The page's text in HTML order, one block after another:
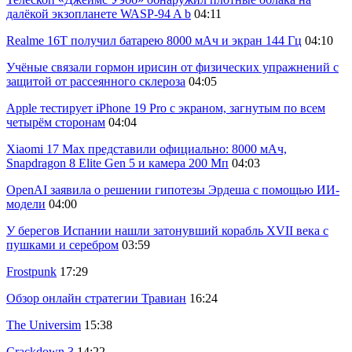
далёкой экзопланете WASP-94 A b 04:11
Realme 16T получил батарею 8000 мАч и экран 144 Гц 04:10
Учёные связали гормон ирисин от физических упражнений с
защитой от рассеянного склероза 04:05
Apple тестирует iPhone 19 Pro с экраном, загнутым по всем
четырём сторонам 04:04
Xiaomi 17 Max представили официально: 8000 мАч,
Snapdragon 8 Elite Gen 5 и камера 200 Мп 04:03
OpenAI заявила о решении гипотезы Эрдеша с помощью ИИ-
модели 04:00
У берегов Испании нашли затонувший корабль XVII века с
пушками и серебром 03:59
Frostpunk 17:29
Обзор онлайн стратегии Травиан 16:24
The Universim 15:38